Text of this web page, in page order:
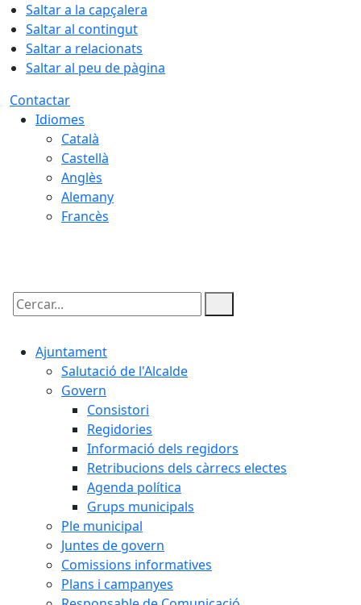
Saltar a la capçalera
Saltar al contingut
Saltar a relacionats
Saltar al peu de pàgina
Contactar
Idiomes
Català
Castellà
Anglès
Alemany
Francès
Cercar:
Ajuntament
Salutació de l'Alcalde
Govern
Consistori
Regidories
Informació dels regidors
Retribucions dels càrrecs electes
Agenda política
Grups municipals
Ple municipal
Juntes de govern
Comissions informatives
Plans i campanyes